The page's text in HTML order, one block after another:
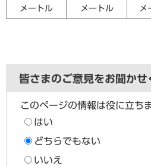
メートル
メートル
メ
皆さまのご意見をお聞かせ
このページの情報は役に立ち
はい
どちらでもない
いいえ